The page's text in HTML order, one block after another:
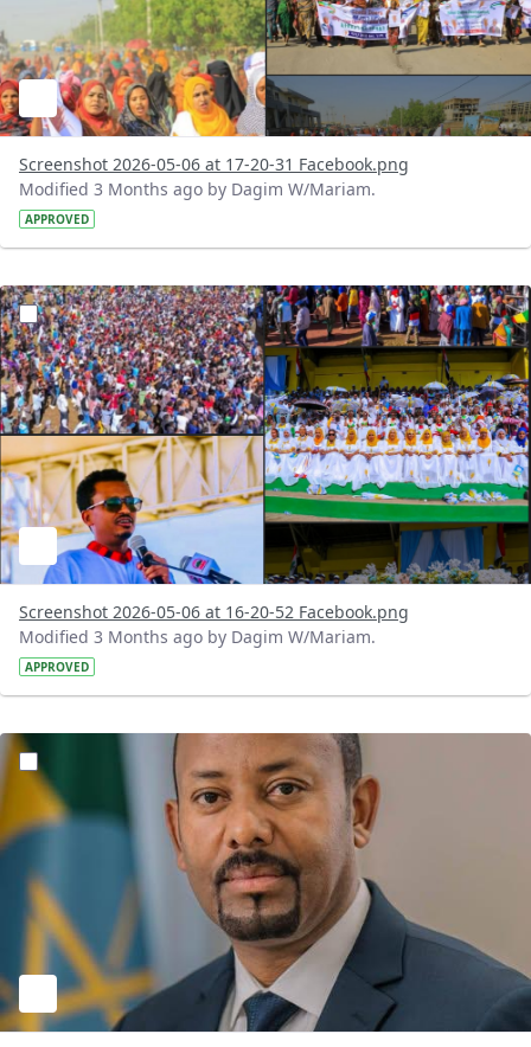
Screenshot 2026-05-06 at 17-20-31 Facebook.png
Modified 3 Months ago by Dagim W/Mariam.
APPROVED
?version=1.0&t=1778073695664&imageThumbnail=1
Screenshot 2026-05-06 at 16-20-52 Facebook.png
Modified 3 Months ago by Dagim W/Mariam.
APPROVED
?version=1.0&t=1778073351440&imageThumbnail=1